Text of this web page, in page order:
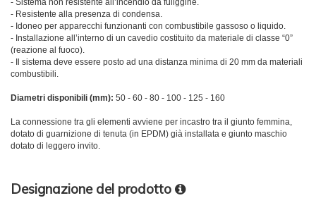
- Resistente alla presenza di condensa.
- Idoneo per apparecchi funzionanti con combustibile gassoso o liquido.
- Installazione all’interno di un cavedio costituito da materiale di classe “0”
(reazione al fuoco).
- Il sistema deve essere posto ad una distanza minima di 20 mm da materiali
combustibili.
Diametri disponibili (mm): 50 - 60 - 80 - 100 - 125 - 160
La connessione tra gli elementi avviene per incastro tra il giunto femmina,
dotato di guarnizione di tenuta (in EPDM) già installata e giunto maschio
dotato di leggero invito.
Designazione del prodotto